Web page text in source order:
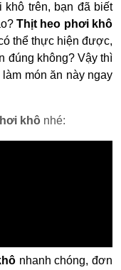
trên, bạn đã biết
Thịt heo phơi khô
thể thực hiện được,
đúng không? Vậy thì
món ăn này ngay
khô nhé:
nhanh chóng, đơn